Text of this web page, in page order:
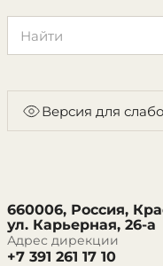
Версия для
660006, Россия,
ул. Карьерная, 26-а
Адрес дирекции
+7 391 261 17 10